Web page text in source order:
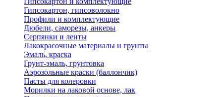
Гипсокартон, гипсоволокно
Профили и комплектующие
Дюбели, саморезы, анкеры
Серпянки и ленты
Лакокрасочные материалы и грунты
Эмаль, краска
Грунт-эмаль, грунтовка
Аэрозольные краски (баллончик)
Пасты для колеровки
Морилки на лаковой основе, лак